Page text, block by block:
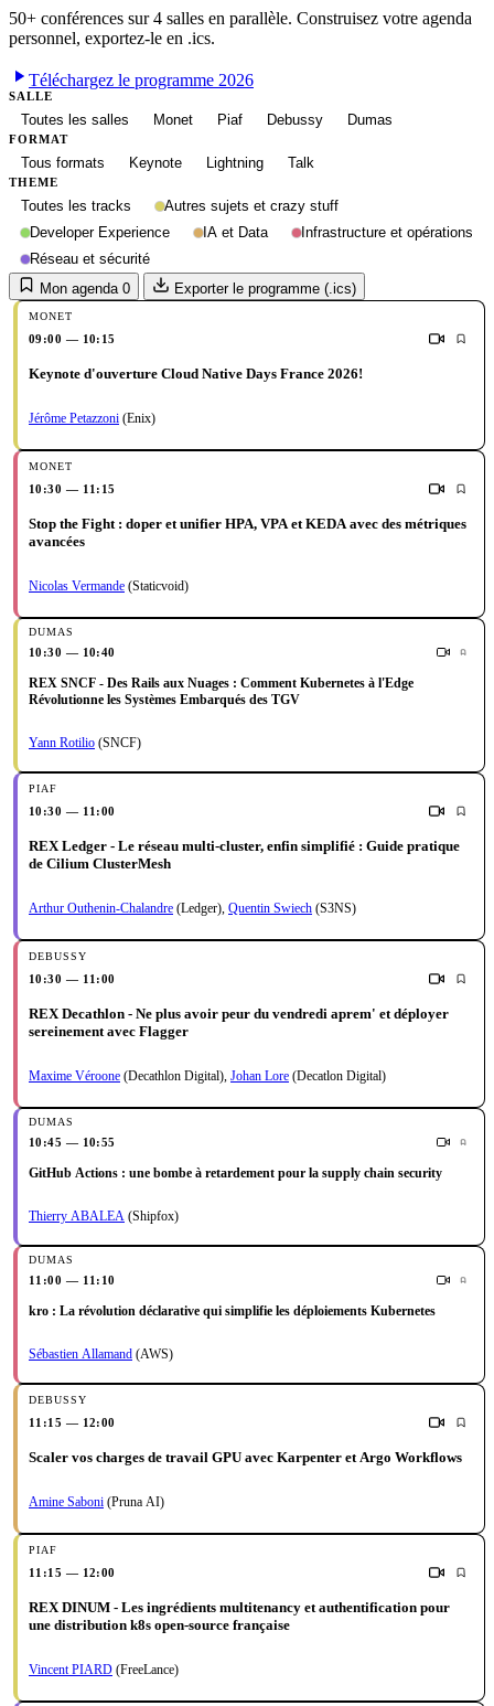
50+ conférences sur 4 salles en parallèle. Construisez votre agenda
personnel, exportez-le en .ics.
Téléchargez le programme 2026
SALLE
Toutes les salles Monet Piaf Debussy Dumas
FORMAT
Tous formats Keynote Lightning Talk
THEME
Toutes les tracks
Autres sujets et crazy stuff
Developer Experience
IA et Data
Infrastructure et opérations
Réseau et sécurité
Mon agenda 0 Exporter le programme (.ics)
09:00 — 10:15
Keynote d'ouverture Cloud Native Days France 2026!
Jérôme Petazzoni (Enix)
10:30 — 11:15
Stop the Fight : doper et unifier HPA, VPA et KEDA avec des métriques
avancées
Nicolas Vermande (Staticvoid)
10:30 — 10:40
REX SNCF - Des Rails aux Nuages : Comment Kubernetes à l'Edge
Révolutionne les Systèmes Embarqués des TGV
Yann Rotilio (SNCF)
10:30 — 11:00
REX Ledger - Le réseau multi-cluster, enfin simplifié : Guide pratique
de Cilium ClusterMesh
Arthur Outhenin-Chalandre (Ledger), Quentin Swiech (S3NS)
10:30 — 11:00
REX Decathlon - Ne plus avoir peur du vendredi aprem' et déployer
sereinement avec Flagger
Maxime Véroone (Decathlon Digital), Johan Lore (Decatlon Digital)
10:45 — 10:55
GitHub Actions : une bombe à retardement pour la supply chain security
Thierry ABALEA (Shipfox)
11:00 — 11:10
kro : La révolution déclarative qui simplifie les déploiements Kubernetes
Sébastien Allamand (AWS)
11:15 — 12:00
Scaler vos charges de travail GPU avec Karpenter et Argo Workflows
Amine Saboni (Pruna AI)
11:15 — 12:00
REX DINUM - Les ingrédients multitenancy et authentification pour
une distribution k8s open-source française
Vincent PIARD (FreeLance)